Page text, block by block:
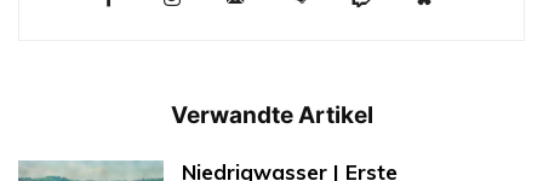
Verwandte Artikel
Niedrigwasser | Erste